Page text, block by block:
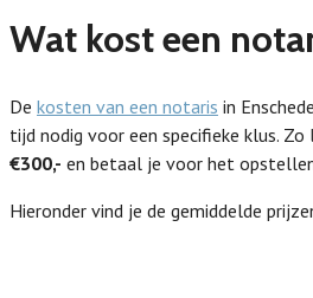
Wat kost een
De kosten van een notaris in
tijd nodig voor een specifieke klus.
€300,- en betaal je voor het
Hieronder vind je de gemiddelde